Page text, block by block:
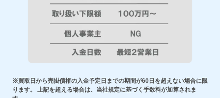
※買取日から売掛債権の入金予定日までの期間が60日を超えない場合に限
ります。 上記を超える場合は、当社規定に基づく手数料が加算されま